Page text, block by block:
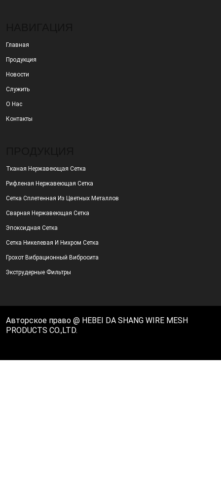
Главная
Продукция
Новости
Служить
О Нас
Контакты
Тканая Нержавеющая Сетка
Рифленая Нержавеющая Сетка
Сетка Сплетенная Из Цветных Металлов
Сварная Нержавеющая Сетка
Эпоксидная Сетка
Сетка Никелевая И Нихром Сетка
Грохот Вибрационный Вибросита
Экструдерные Фильтры
Авторское право @ HEBEI DA SHANG WIRE MESH
PRODUCTS CO.,LTD.